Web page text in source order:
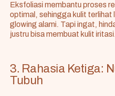
Eksfoliasi membantu proses
optimal, sehingga kulit terlihat
glowing alami. Tapi ingat,
justru bisa membuat kulit iritasi.
3. Rahasia Ketiga:
Tubuh